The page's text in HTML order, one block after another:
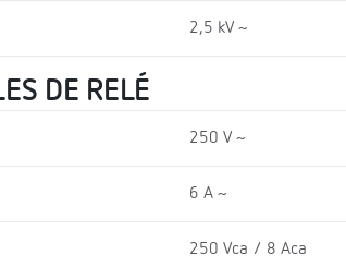
2,5 kV ~
DE RELÉ
250 V ~
6 A ~
250 Vca / 8 Aca